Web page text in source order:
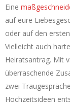
Eine
auf eure
oder auf den
Vielleicht auch
Heiratsantrag. Mit
überraschende
zwei
Hochzeitsideen